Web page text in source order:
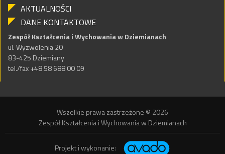
AKTUALNOŚCI
DANE KONTAKTOWE
Zespół Kształcenia i Wychowania w Dziemianach
ul. Wyzwolenia 20
83-425 Dziemiany
tel./fax +48 58 688 00 09
Wszelkie prawa zastrzeżone © 2026
Zespół Kształcenia i Wychowania w Dziemianach
Projekt i wykonanie: